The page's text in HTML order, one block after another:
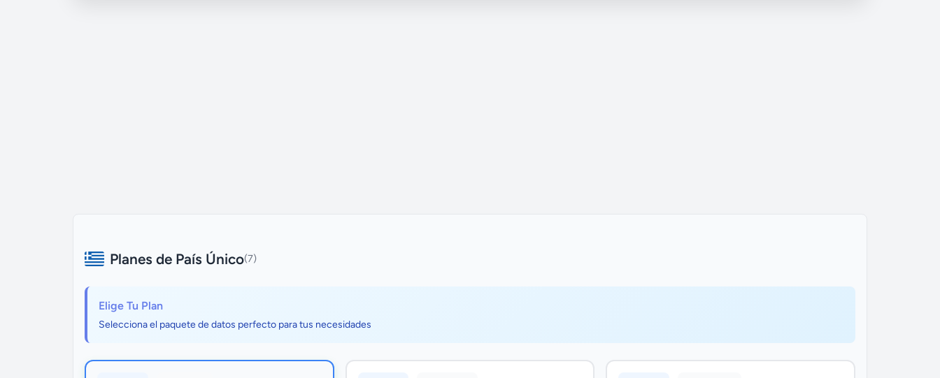
Planes de País Único(7)
Elige Tu Plan
Selecciona el paquete de datos perfecto para tus necesidades